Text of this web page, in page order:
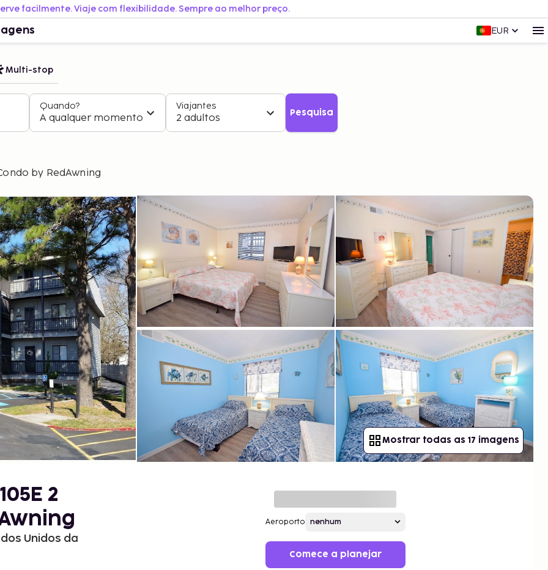
facilmente. Viaje com flexibilidade. Sempre ao melhor preço.
EUR
Multi-stop
Quando?
A qualquer momento
Viajantes
2 adultos Pesquisa
by RedAwning
Mostrar todas as 17 imagens
2
Unidos da
Aeroporto
Comece a planejar